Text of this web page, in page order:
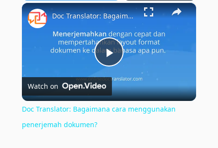
Play Unmute Fullscreen ×
Play
Video
Doc Translator: Bagaimana cara menggunakan penerjemah dokumen?
Watch on
Doc Translator: Bagaimana cara menggunakan
penerjemah dokumen?